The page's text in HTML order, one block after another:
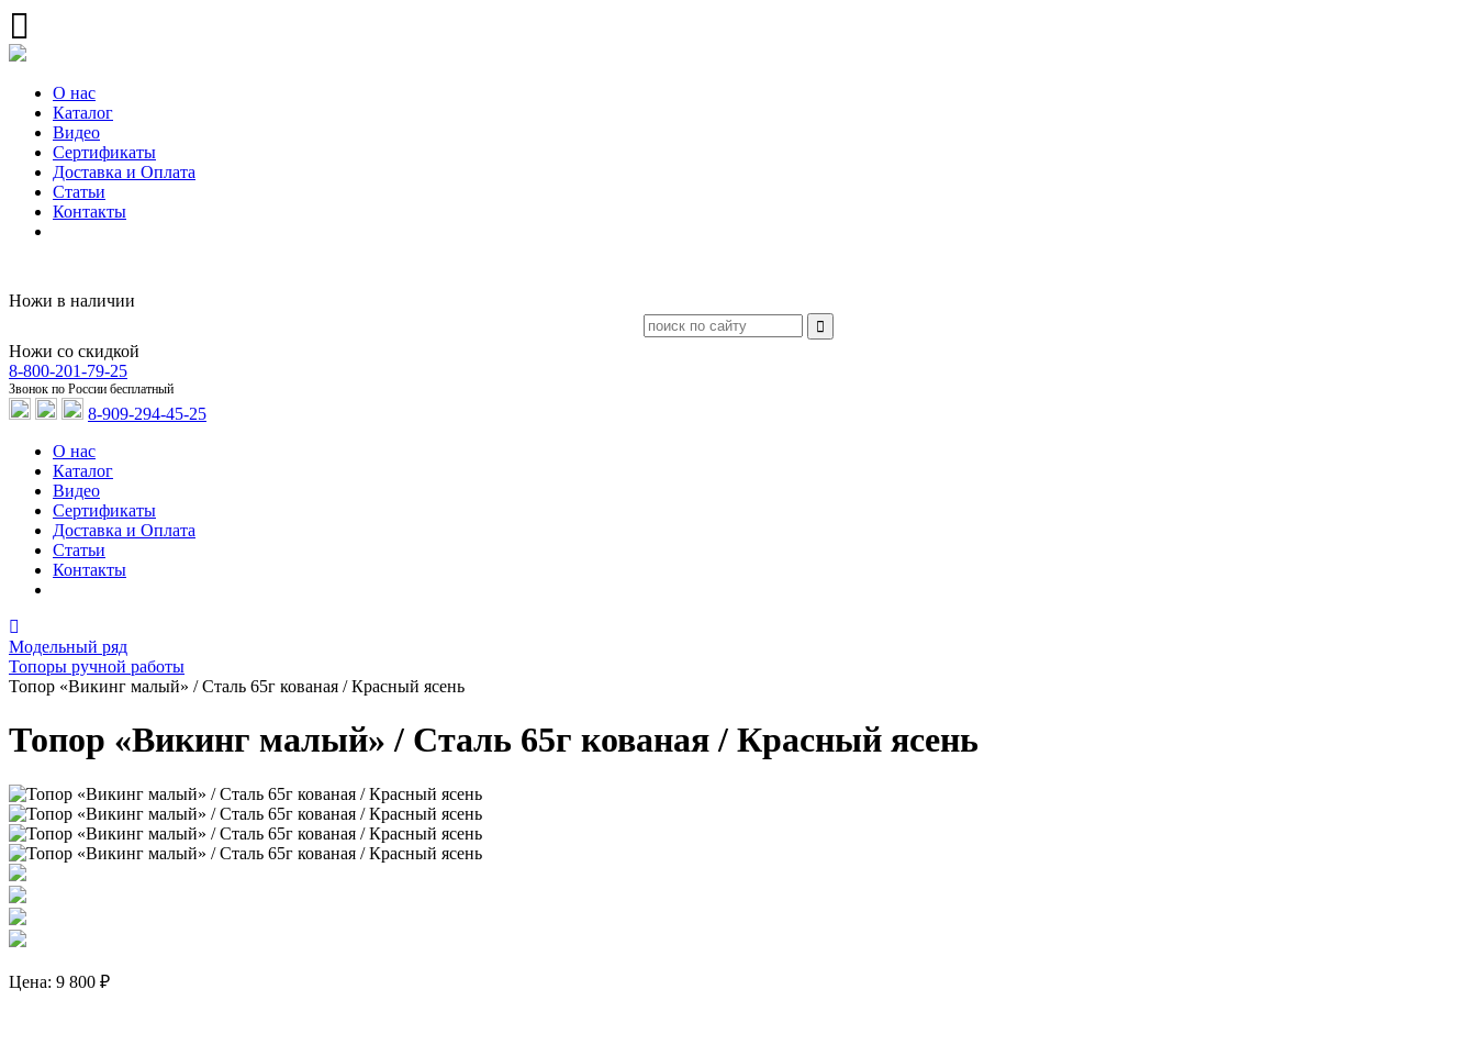
О нас
Каталог
Видео
Сертификаты
Доставка и Оплата
Статьи
Контакты
Ножи в наличии
Ножи со скидкой
8-800-201-79-25
Звонок по России бесплатный
8-909-294-45-25
О нас
Каталог
Видео
Сертификаты
Доставка и Оплата
Статьи
Контакты
Модельный ряд
Топоры ручной работы
Топор «Викинг малый» / Сталь 65г кованая / Красный ясень
Топор «Викинг малый» / Сталь 65г кованая / Красный ясень
Цена: 9 800 ₽